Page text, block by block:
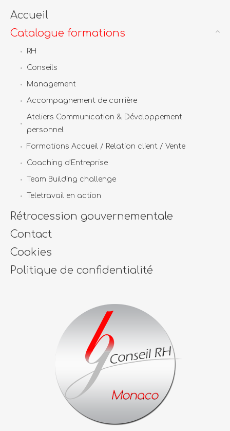
Accueil
Catalogue formations
RH
Conseils
Management
Accompagnement de carrière
Ateliers Communication & Développement
personnel
Formations Accueil / Relation client / Vente
Coaching d’Entreprise
Team Building challenge
Teletravail en action
Rétrocession gouvernementale
Contact
Cookies
Politique de confidentialité